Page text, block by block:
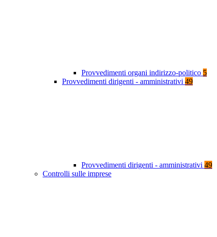
Provvedimenti organi indirizzo-politico 5
Provvedimenti dirigenti - amministrativi 49
Provvedimenti dirigenti - amministrativi 49
Controlli sulle imprese